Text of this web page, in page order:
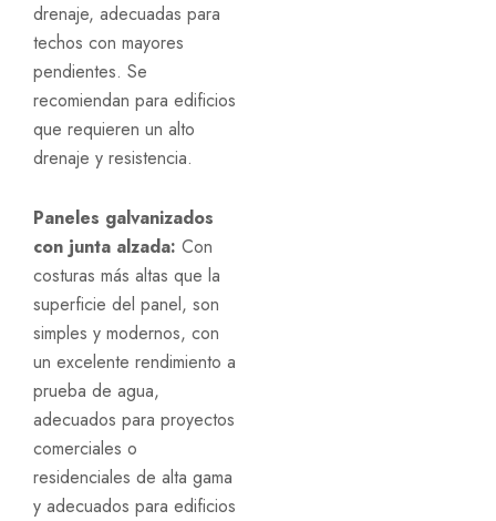
drenaje, adecuadas para
techos con mayores
pendientes. Se
recomiendan para edificios
que requieren un alto
drenaje y resistencia.
Paneles galvanizados
con junta alzada: Con
costuras más altas que la
superficie del panel, son
simples y modernos, con
un excelente rendimiento a
prueba de agua,
adecuados para proyectos
comerciales o
residenciales de alta gama
y adecuados para edificios